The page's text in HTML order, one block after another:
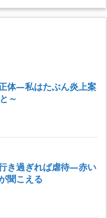
体―私はたぶん炎上案
～
き過ぎれば虐待―赤い
聞こえる